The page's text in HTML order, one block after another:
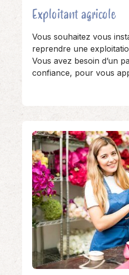
Exploitant agricole
Vous souhaitez vous
reprendre une
Vous avez besoin d’un
confiance, pour vous